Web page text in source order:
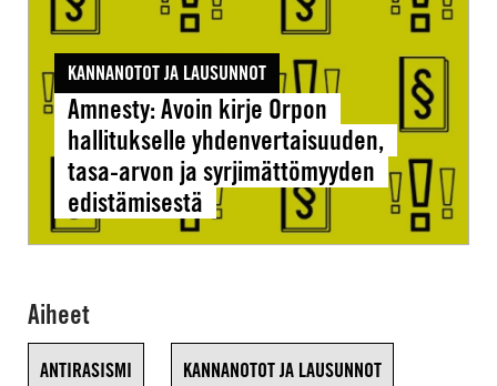
yhdenvertaisuuden,
tasa-
arvon
ja
syrjimättömyyden
edistämisestä
KANNANOTOT JA LAUSUNNOT
Amnesty: Avoin kirje Orpon
hallitukselle yhdenvertaisuuden,
tasa-arvon ja syrjimättömyyden
edistämisestä
Aiheet
ANTIRASISMI KANNANOTOT JA LAUSUNNOT